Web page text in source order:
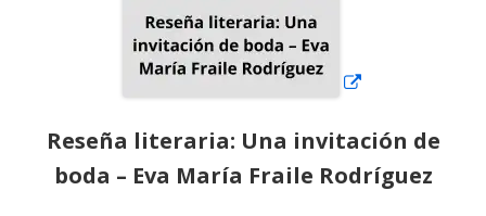
Reseña literaria: Una invitación de
boda – Eva María Fraile Rodríguez